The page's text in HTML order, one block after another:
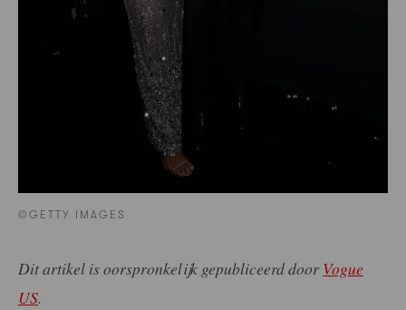
©GETTY IMAGES
Dit artikel is oorspronkelijk gepubliceerd door Vogue
US.